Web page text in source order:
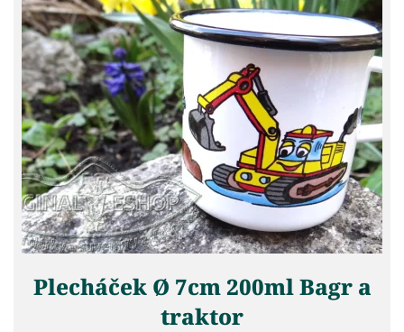
Plecháček Ø 7cm 200ml Bagr a
traktor